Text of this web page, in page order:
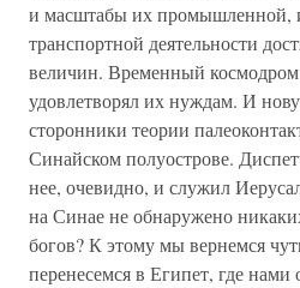
и масштабы их промышленной,
транспортной деятельности
величин. Временный космодром
удовлетворял их нуждам. И
сторонники теории
Синайском полуострове.
нее, очевидно, и служил
на Синае не обнаружено
богов? К этому мы вернемся
перенесемся в Египет, где нами